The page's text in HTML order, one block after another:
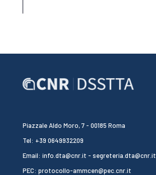
Piazzale Aldo Moro, 7 - 00185 Roma
Tel: +39 0649932209
Email: info.dta@cnr.it - segreteria.dta@cnr.it
PEC: protocollo-ammcen@pec.cnr.it